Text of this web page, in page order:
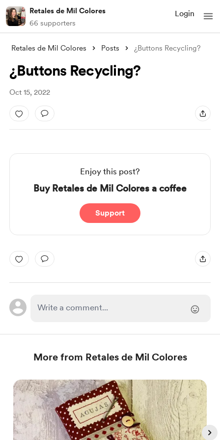
Retales de Mil Colores
66 supporters
Login
Retales de Mil Colores Posts ¿Buttons Recycling?
¿Buttons Recycling?
Oct 15, 2022
Enjoy this post?
Buy Retales de Mil Colores a coffee
Support
More from Retales de Mil Colores